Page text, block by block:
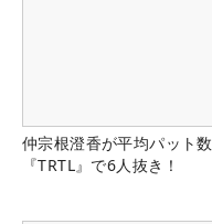
仲宗根澄香が平均パット数
『TRTL』で6人抜き！